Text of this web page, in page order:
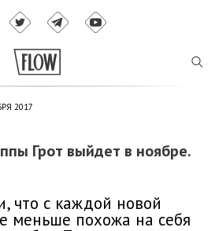
2017
Грот выйдет в ноябре.
что с каждой новой
меньше похожа на себя